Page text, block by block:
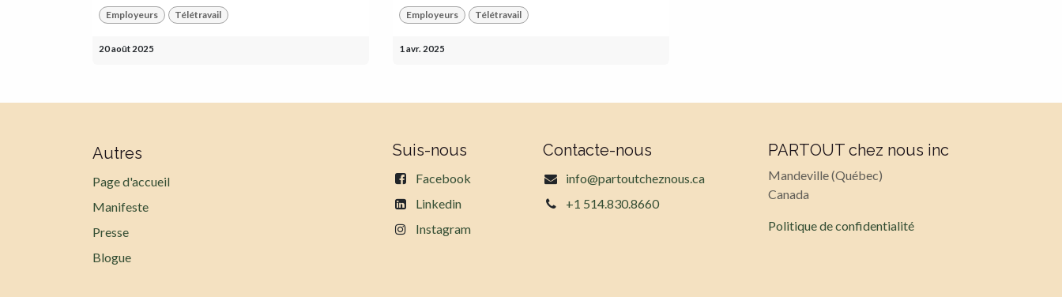
Employeurs Télétravail
20 août 2025
Employeurs Télétravail
1 avr. 2025
Autres
Page d'accueil
Manifeste
Presse
Blogue
Suis-nous
Facebook
Linkedin
Instagram
Contacte-nous
info@partoutcheznous.ca
+1 514.830.8660
PARTOUT chez nous inc
Mandeville (Québec)
Canada
Politique de confidentialité